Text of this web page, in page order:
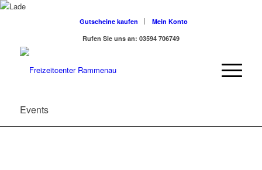
Gutscheine kaufen
Mein Konto
Rufen Sie uns an: 03594 706749
Events